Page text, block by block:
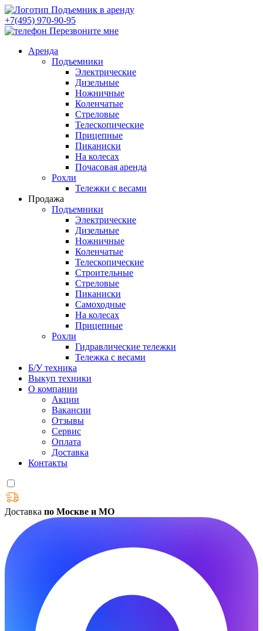
+7(495) 970-90-95
Перезвоните мне
Аренда
Подъемники
Электрические
Дизельные
Ножничные
Коленчатые
Стреловые
Телескопические
Прицепные
Пиканиски
На колесах
Почасовая аренда
Рохли
Тележки с весами
Продажа
Подъемники
Электрические
Дизельные
Ножничные
Коленчатые
Телескопические
Строительные
Стреловые
Пиканиски
Самоходные
На колесах
Прицепные
Рохли
Гидравлические тележки
Тележка с весами
Б/У техника
Выкуп техники
О компании
Акции
Вакансии
Отзывы
Сервис
Оплата
Доставка
Контакты
Доставка по Москве и МО